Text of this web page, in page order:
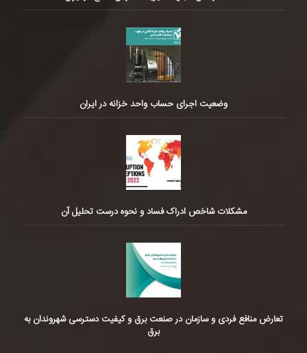
وضعیت اجرای حساب واحد خزانه در ایران
مشکلات شاخص ادراک فساد و نحوه درست تحلیل آن
تعارض منافع فردی و سازمان در صنعت برق و کیفیت دسترسی شهروندان به
برق